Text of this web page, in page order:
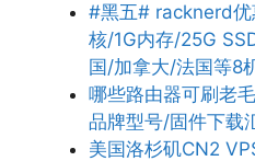
#黑五# racknerd优
核/1G内存/25G
国/加拿大/法国等8
哪些路由器可刷老
品牌型号/固件下载
美国洛杉矶CN2